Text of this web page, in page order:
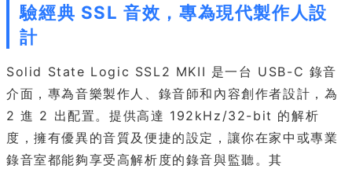
驗經典 SSL 音效，專為現代製作人設
計
Solid State Logic SSL2 MKII 是一台 USB-C 錄音
介面，專為音樂製作人、錄音師和內容創作者設計，為
2 進 2 出配置。提供高達 192kHz/32-bit 的解析
度，擁有優異的音質及便捷的設定，讓你在家中或專業
錄音室都能夠享受高解析度的錄音與監聽。其